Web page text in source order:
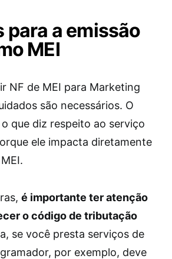
para a emissão
MEI
NF de MEI para Marketing
são necessários. O
que diz respeito ao serviço
ele impacta diretamente
é importante ter atenção
o código de tributação
se você presta serviços de
por exemplo, deve